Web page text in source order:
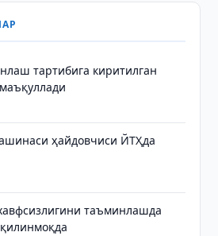
тартибига киритилган
ҳайдовчиси ЙТҲда
таъминлашда